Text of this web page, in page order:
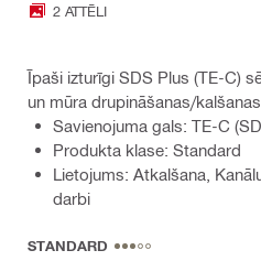
2 ATTĒLI
Īpaši izturīgi SDS Plus (TE-C)
un mūra drupināšanas/
Savienojuma gals: TE-C
Produkta klase: Standard
Lietojums: Atkalšana,
darbi
STANDARD